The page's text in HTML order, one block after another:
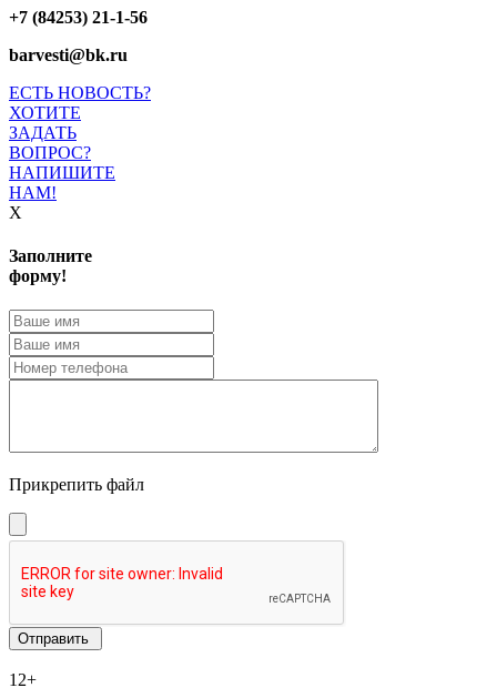
+7 (84253) 21-1-56
barvesti@bk.ru
ЕСТЬ НОВОСТЬ?
ХОТИТЕ
ЗАДАТЬ
ВОПРОС?
НАПИШИТЕ
НАМ!
X
Заполните
форму!
Прикрепить файл
12+